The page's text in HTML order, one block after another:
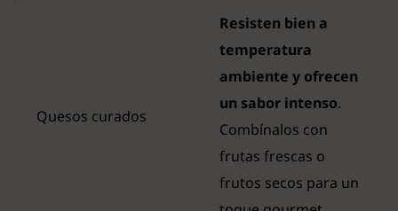
Quesos curados
Resisten bien a
temperatura
ambiente y ofrecen
un sabor intenso.
Combínalos con
frutas frescas o
frutos secos para un